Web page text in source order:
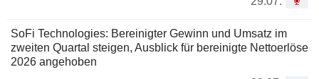
SoFi Technologies: Bereinigter Gewinn und Umsatz im
zweiten Quartal steigen, Ausblick für bereinigte Nettoerlöse
2026 angehoben